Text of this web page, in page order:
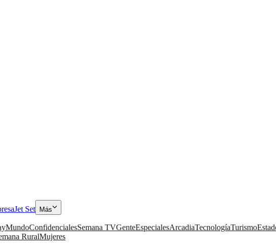
Jet Set Más
MundoConfidencialesSemana TVGenteEspecialesArcadiaTecnologíaTurismo
RuralMujeres